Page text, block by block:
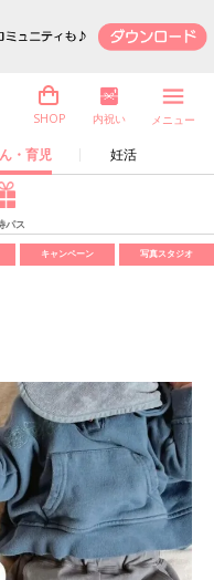
・育児 妊活
SHOP 内祝い メニュー
パス
キャンペーン 写真スタジオ